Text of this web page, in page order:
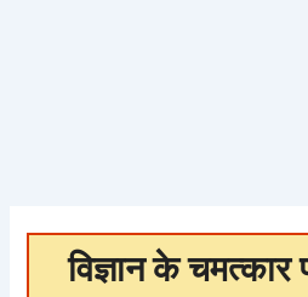
विज्ञान के